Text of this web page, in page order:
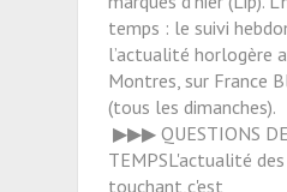
temps : le suivi
l’actualité horlogère
Montres, sur France
(tous les dimanches).
▶▶▶ QUESTIONS DE
TEMPSL'actualité
touchant,c'est